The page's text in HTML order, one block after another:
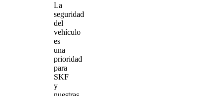
La
seguridad
del
vehículo
es
una
prioridad
para
SKF
y